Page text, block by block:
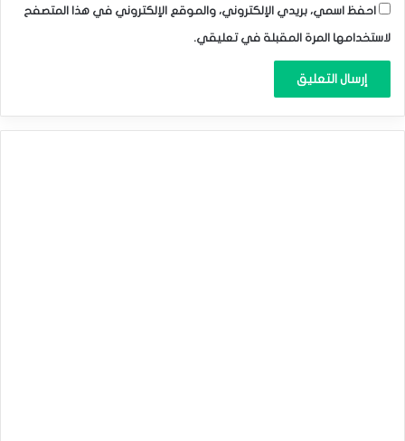
احفظ اسمي، بريدي الإلكتروني، والموقع الإلكتروني في هذا المتصفح
لاستخدامها المرة المقبلة في تعليقي.